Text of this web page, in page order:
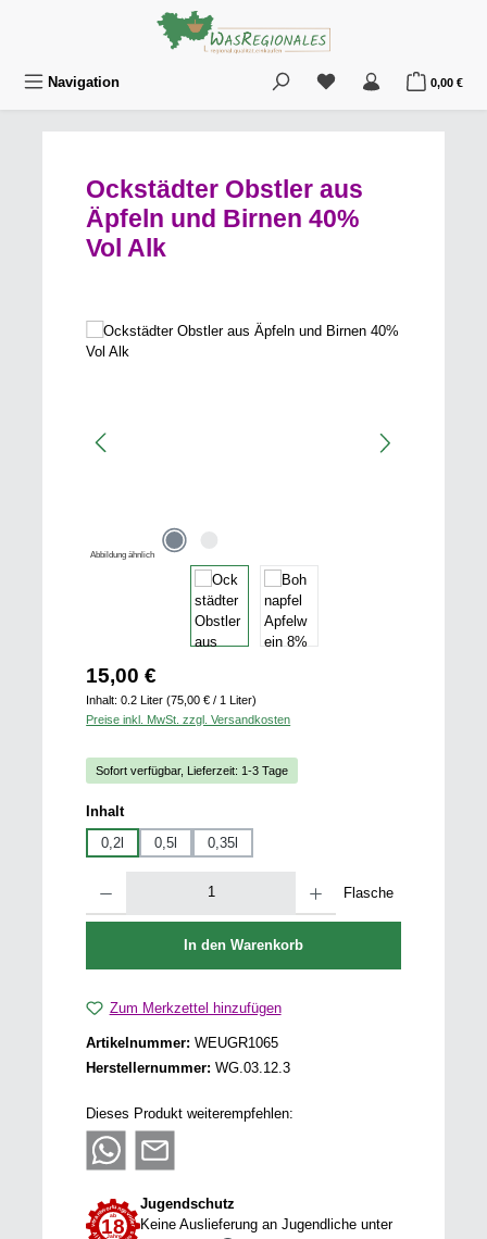
Zum Hauptinhalt springen
Navigation Du hast 0 Produkte
0,00 €
Ockstädter Obstler aus
Äpfeln und Birnen 40%
Vol Alk
Bildergalerie überspringen
Abbildung ähnlich
Regulärer Preis:
15,00 €
Inhalt:0.2 Liter(75,00 € / 1 Liter)
Preise inkl. MwSt. zzgl. Versandkosten
Sofort verfügbar, Lieferzeit: 1-3 Tage
Inhaltauswählen
0,2l
0,5l 0,35l
Flasche
In den Warenkorb
Zum Merkzettel hinzufügen
Artikelnummer:WEUGR1065
Herstellernummer:WG.03.12.3
Dieses Produkt weiterempfehlen:
Jugendschutz
Keine Auslieferung an Jugendliche unter